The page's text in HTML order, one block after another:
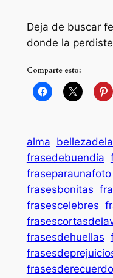
Deja de buscar
donde la
Comparte esto:
alma
frasedebuendia
fraseparaunafoto
frasesbonitas
frasescelebres
frasesdehuellas